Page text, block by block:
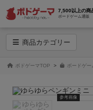
7,500以上の商
ボードゲーム通販
商品カテゴリー
ボドゲーマTOP ボードゲー
参考画像